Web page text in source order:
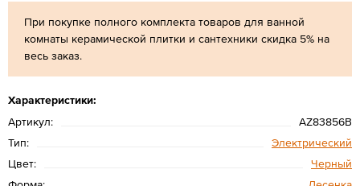
При покупке полного комплекта товаров для ванной
комнаты керамической плитки и сантехники скидка 5% на
весь заказ.
Характеристики:
Артикул:
AZ83856B
Тип:
Электрический
Цвет:
Черный